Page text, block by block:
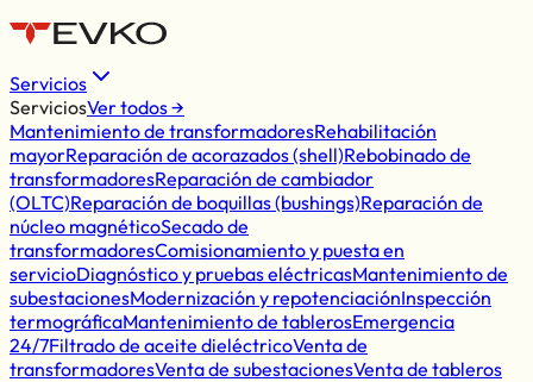
Servicios
ServiciosVer todos →
Mantenimiento de transformadoresRehabilitación
mayorReparación de acorazados (shell)Rebobinado de
transformadoresReparación de cambiador
(OLTC)Reparación de boquillas (bushings)Reparación de
núcleo magnéticoSecado de
transformadoresComisionamiento y puesta en
servicioDiagnóstico y pruebas eléctricasMantenimiento de
subestacionesModernización y repotenciaciónInspección
termográficaMantenimiento de tablerosEmergencia
24/7Filtrado de aceite dieléctricoVenta de
transformadoresVenta de subestacionesVenta de tableros